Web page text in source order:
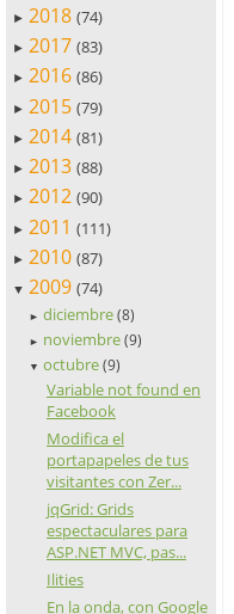
► 2018 (74)
► 2017 (83)
► 2016 (86)
► 2015 (79)
► 2014 (81)
► 2013 (88)
► 2012 (90)
► 2011 (111)
► 2010 (87)
▼ 2009 (74)
► diciembre (8)
► noviembre (9)
▼ octubre (9)
Variable not found en
Facebook
Modifica el
portapapeles de tus
visitantes con Zer...
jqGrid: Grids
espectaculares para
ASP.NET MVC, pas...
Ilities
En la onda, con Google